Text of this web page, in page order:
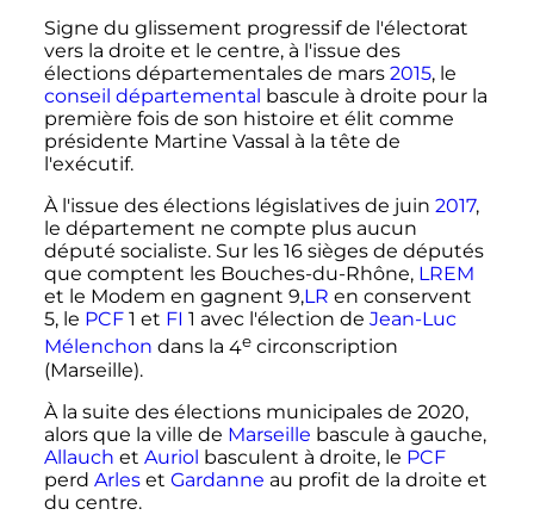
Signe du glissement progressif de l'électorat
vers la droite et le centre, à l'issue des
élections départementales de mars 2015, le
conseil départemental bascule à droite pour la
première fois de son histoire et élit comme
présidente Martine Vassal à la tête de
l'exécutif.
À l'issue des élections législatives de juin 2017,
le département ne compte plus aucun
député socialiste. Sur les 16 sièges de députés
que comptent les Bouches-du-Rhône, LREM
et le Modem en gagnent 9,LR en conservent
5, le PCF1 et FI 1 avec l'élection de Jean-Luc
Mélenchon dans la 4ecirconscription
(Marseille).
À la suite des élections municipales de 2020,
alors que la ville de Marseille bascule à gauche,
Allauch et Auriol basculent à droite, le PCF
perd Arleset Gardanne au profit de la droite et
du centre.